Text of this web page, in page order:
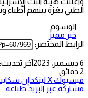
الطبي بغزة بينهم
الوسوم
خبر مميز
الرابط المختصر:
6 ديسمبر، 2023
آخر تحديث: 6 ديسمبر، 2023
2 دقائق
فيسبوك‫Xلينكدإن
مشاركة عبر البريد طباعة